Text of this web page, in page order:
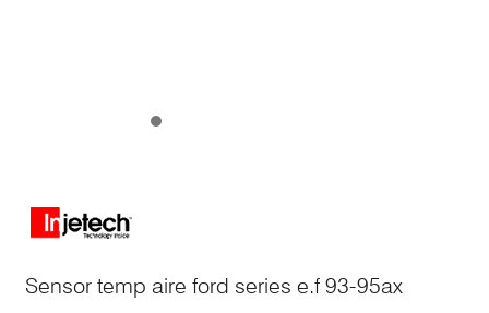
Sensor temp aire ford series e.f 93-95ax